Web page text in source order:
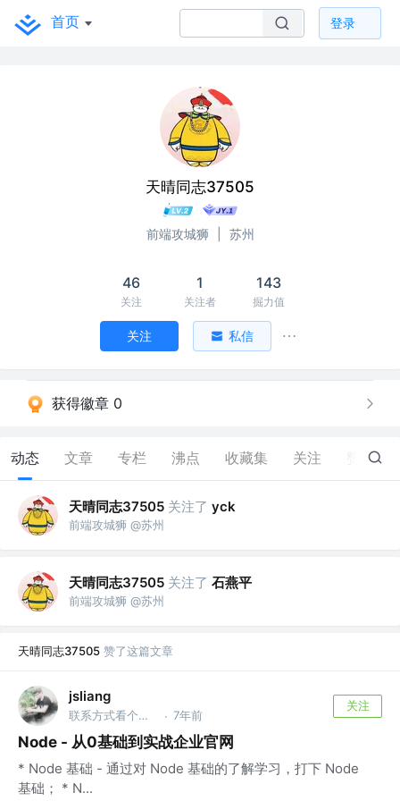
首页 登录
天晴同志37505
前端攻城狮 苏州
46
关注
1
关注者
143
掘力值
关注 私信
获得徽章 0
动态 文章 专栏 沸点 收藏集 关注 3
天晴同志37505 关注了 yck
前端攻城狮 @苏州
天晴同志37505 关注了 石燕平
前端攻城狮 @苏州
天晴同志37505 赞了这篇文章
jsliang
联系方式看个人主页 @金山办公软件 · 7年前
关注
Node - 从0基础到实战企业官网
* Node 基础 - 通过对 Node 基础的了解学习，打下 Node
基础； * N...